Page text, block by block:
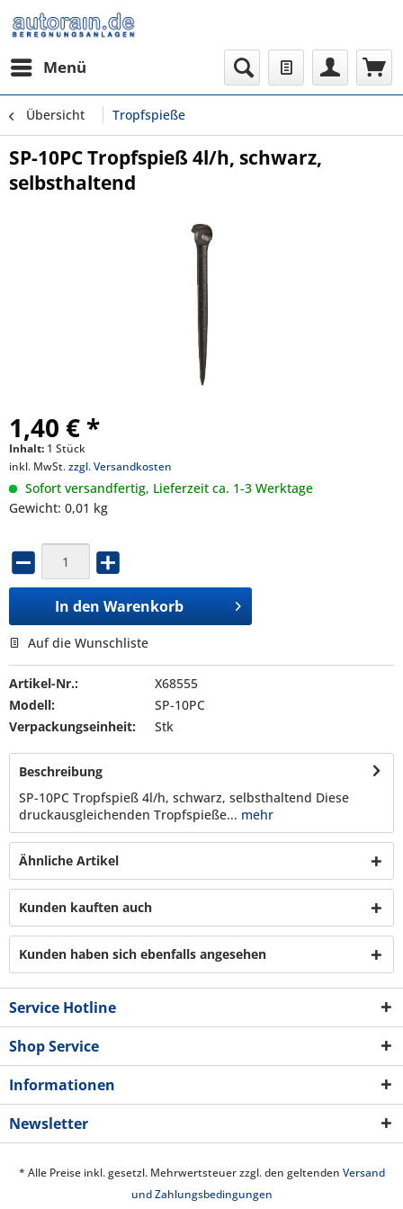
Menü
Übersicht Tropfspieße
SP-10PC Tropfspieß 4l/h, schwarz,
selbsthaltend
1,40 € *
Inhalt: 1 Stück
inkl. MwSt.zzgl. Versandkosten
Sofort versandfertig, Lieferzeit ca. 1-3 Werktage
Gewicht: 0,01 kg
In den Warenkorb
Auf die Wunschliste
Artikel-Nr.:
X68555
Modell:
SP-10PC
Verpackungseinheit:
Stk
Beschreibung
SP-10PC Tropfspieß 4l/h, schwarz, selbsthaltend Diese
druckausgleichenden Tropfspieße... mehr
Ähnliche Artikel
Kunden kauften auch
Kunden haben sich ebenfalls angesehen
Service Hotline
Shop Service
Informationen
Newsletter
* Alle Preise inkl. gesetzl. Mehrwertsteuer zzgl. den geltenden Versand
und Zahlungsbedingungen